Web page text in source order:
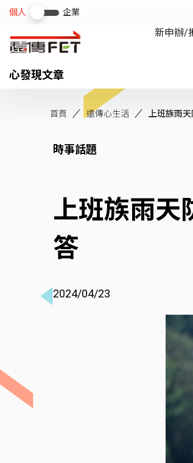
心發現文章
首頁 遠傳心生活 上班族雨
時事話題
上班族雨天
答
2024/04/23